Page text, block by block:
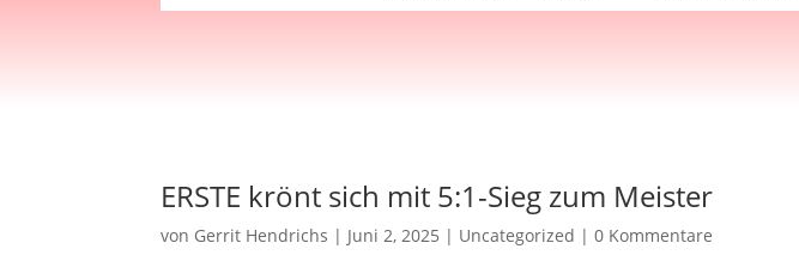
ERSTE krönt sich mit 5:1-Sieg zum Meister
von Gerrit Hendrichs | Juni 2, 2025 | Uncategorized |0 Kommentare